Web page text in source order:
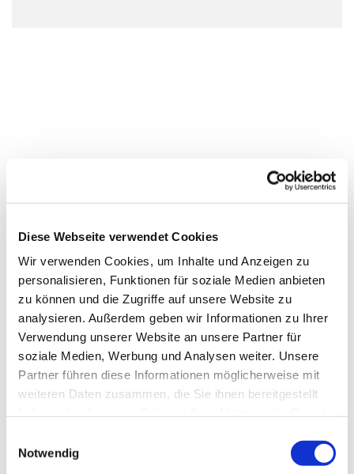
Diese Webseite verwendet Cookies
Wir verwenden Cookies, um Inhalte und Anzeigen zu
personalisieren, Funktionen für soziale Medien anbieten
zu können und die Zugriffe auf unsere Website zu
analysieren. Außerdem geben wir Informationen zu Ihrer
Verwendung unserer Website an unsere Partner für
soziale Medien, Werbung und Analysen weiter. Unsere
Partner führen diese Informationen möglicherweise mit
weiteren Daten zusammen, die Sie ihnen bereitgestellt
Notwendig
Dies könnte Sie auch
interessieren